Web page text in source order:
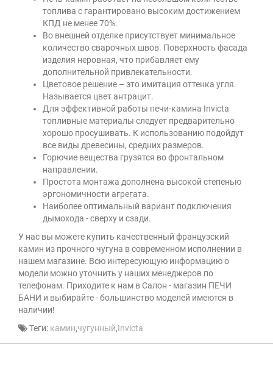
топлива с гарантировано высоким достижением
КПД не менее 70%.
Во внешней отделке присутствует минимальное
количество сварочных швов. Поверхность фасада
изделия неровная, что прибавляет ему
дополнительной привлекательности.
Цветовое решение – это имитация оттенка угля.
Называется цвет антрацит.
Для эффективной работы печи-камина Invicta
топливные материалы следует предварительно
хорошо просушивать. К использованию подойдут
все виды древесины, средних размеров.
Горючие вещества грузятся во фронтальном
направлении.
Простота монтажа дополнена высокой степенью
эргономичности агрегата.
Наиболее оптимальный вариант подключения
дымохода - сверху и сзади.
У нас вы можете купить качественный французский
камин из прочного чугуна в современном исполнении в
нашем магазине. Всю интересующую информацию о
модели можно уточнить у наших менеджеров по
телефонам. Приходите к нам в Салон - магазин ПЕЧИ
БАНИ и выбирайте - большинство моделей имеются в
наличии!
Теги: камин,чугунный,Invicta